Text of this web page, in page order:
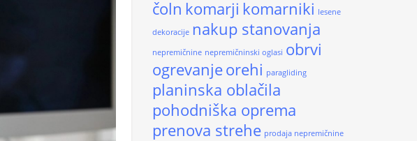
čoln komarji komarniki lesene
dekoracije nakup stanovanja
nepremičnine nepremičninski oglasi obrvi
ogrevanjeorehi paragliding
planinska oblačila
pohodniška oprema
prenova strehe prodaja nepremičnine